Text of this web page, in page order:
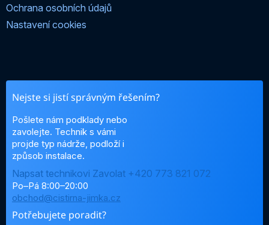
Ochrana osobních údajů
Nastavení cookies
Nejste si jistí správným řešením?
Pošlete nám podklady nebo
zavolejte. Technik s vámi
projde typ nádrže, podloží i
způsob instalace.
Napsat technikovi Zavolat +420 773 821 072
Po–Pá 8:00–20:00
obchod@cistirna-jimka.cz
Potřebujete poradit?